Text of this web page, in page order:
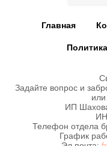
Главная
Задайте вопрос и
ИП
Телефон отдела
График